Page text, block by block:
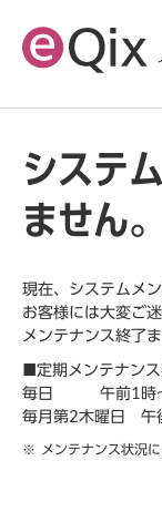
システ
ません。
現在、システムメ
お客様には大変ご
メンテナンス終了
■定期メンテナン
毎日 午前1時～
毎月第2木曜日 午
メンテナンス状況